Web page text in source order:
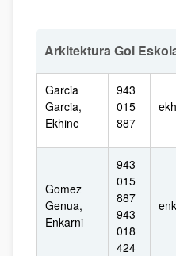
Arkitektura Goi
Garcia
Garcia,
Ekhine
943
015
887
Gomez
Genua,
Enkarni
943
015
887
943
018
424